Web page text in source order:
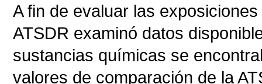
A fin de evaluar las
ATSDR examinó datos
sustancias químicas se
valores de comparación de la